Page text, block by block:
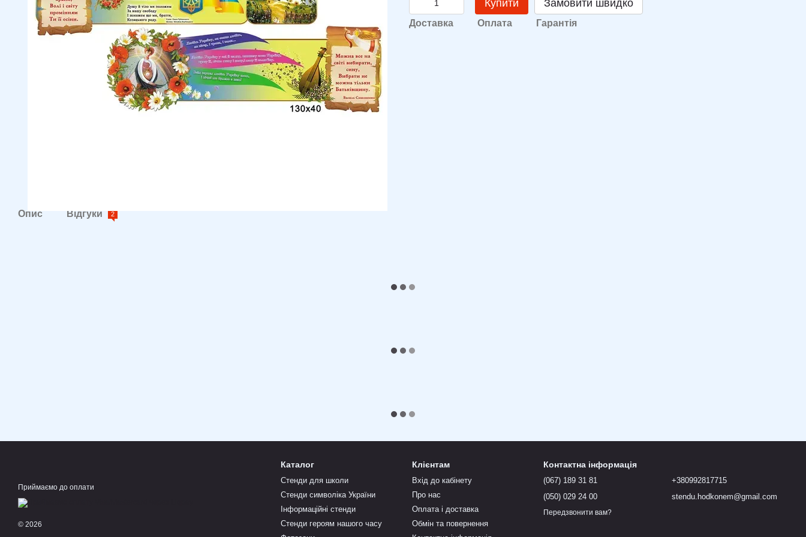
Опис Відгуки 2
Купити Замовити швидко
Доставка Оплата Гарантія
Приймаємо до оплати
© 2026
Каталог
Стенди для школи
Стенди символіка України
Інформаційні стенди
Стенди героям нашого часу
Клієнтам
Вхід до кабінету
Про нас
Оплата і доставка
Обмін та повернення
Контактна інформація
(067) 189 31 81
(050) 029 24 00
Передзвонити вам?
+380992817715
stendu.hodkonem@gmail.com